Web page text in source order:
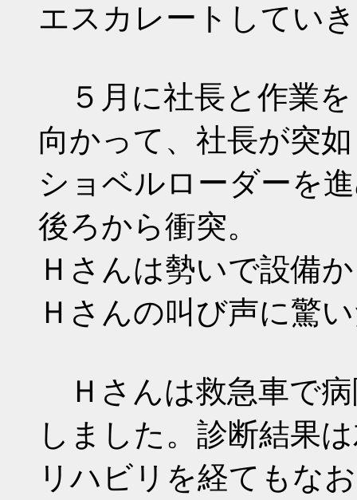
エスカレートしてい
５月に社長と作業を
向かって、社長が突
ショベルローダーを
後ろから衝突。
Ｈさんは勢いで設備
Ｈさんの叫び声に驚
Ｈさんは救急車で病
しました。診断結果
リハビリを経てもな